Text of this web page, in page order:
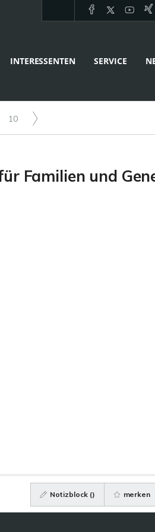
INTERESSENTEN SERVICE
10
Familien und
Notizblock () merken